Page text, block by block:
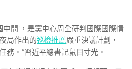
間’，是黨中心周全研判國際國際情
局作出的巡檢推薦嚴重決議計劃，
務。”習近平總書記鼠目寸光。